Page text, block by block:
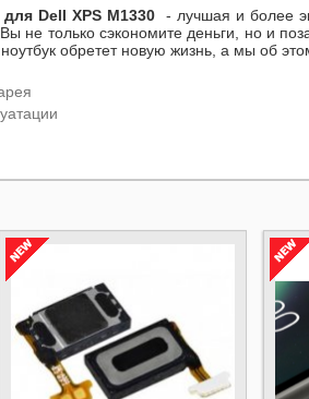
Dell XPS M1330 - лучшая и более
не только сэкономите деньги, но и
обретет новую жизнь, а мы об